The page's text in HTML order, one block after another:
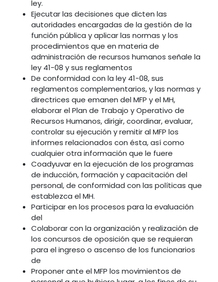
ley.
Ejecutar las decisiones que dicten las
autoridades encargadas de la gestión de la
función pública y aplicar las normas y los
procedimientos que en materia de
administración de recursos humanos señale la
ley 41-08 y sus reglamentos
De conformidad con la ley 41-08, sus
reglamentos complementarios, y las normas y
directrices que emanen del MFP y el MH,
elaborar el Plan de Trabajo y Operativo de
Recursos Humanos, dirigir, coordinar, evaluar,
controlar su ejecución y remitir al MFP los
informes relacionados con ésta, así como
cualquier otra información que le fuere
Coadyuvar en la ejecución de los programas
de inducción, formación y capacitación del
personal, de conformidad con las políticas que
establezca el MH.
Participar en los procesos para la evaluación
del
Colaborar con la organización y realización de
los concursos de oposición que se requieran
para el ingreso o ascenso de los funcionarios
de
Proponer ante el MFP los movimientos de